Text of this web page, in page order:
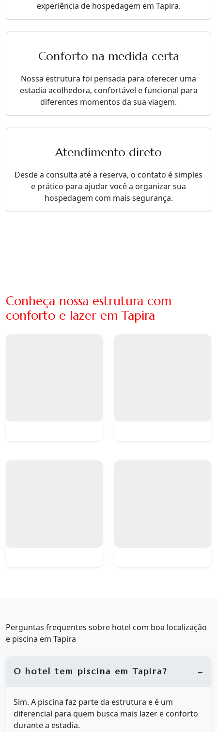
experiência de hospedagem em Tapira.
Conforto na medida certa
Nossa estrutura foi pensada para oferecer uma
estadia acolhedora, confortável e funcional para
diferentes momentos da sua viagem.
Atendimento direto
Desde a consulta até a reserva, o contato é simples
e prático para ajudar você a organizar sua
hospedagem com mais segurança.
Conheça nossa estrutura com
conforto e lazer em Tapira
Perguntas frequentes sobre hotel com boa localização
e piscina em Tapira
O hotel tem piscina em Tapira?
Sim. A piscina faz parte da estrutura e é um
diferencial para quem busca mais lazer e conforto
durante a estadia.